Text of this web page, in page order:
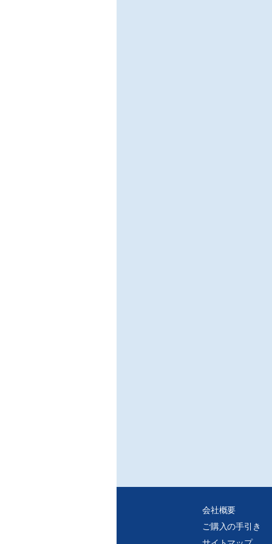
会社概要
ご購入の手引き